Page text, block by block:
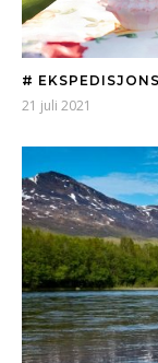
#
21 juli 2021